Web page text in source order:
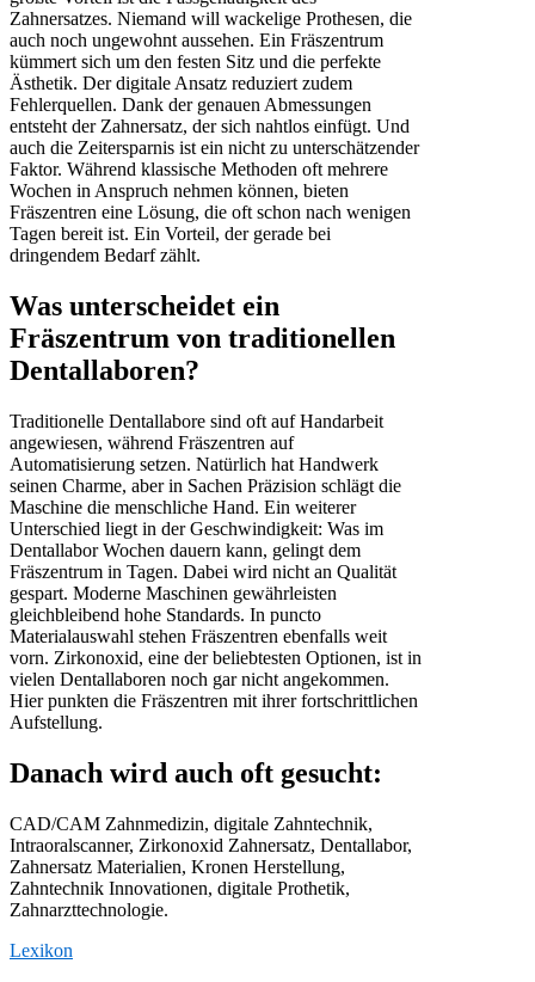
Zahnersatzes. Niemand will wackelige Prothesen, die
auch noch ungewohnt aussehen. Ein Fräszentrum
kümmert sich um den festen Sitz und die perfekte
Ästhetik. Der digitale Ansatz reduziert zudem
Fehlerquellen. Dank der genauen Abmessungen
entsteht der Zahnersatz, der sich nahtlos einfügt. Und
auch die Zeitersparnis ist ein nicht zu unterschätzender
Faktor. Während klassische Methoden oft mehrere
Wochen in Anspruch nehmen können, bieten
Fräszentren eine Lösung, die oft schon nach wenigen
Tagen bereit ist. Ein Vorteil, der gerade bei
dringendem Bedarf zählt.
Was unterscheidet ein
Fräszentrum von traditionellen
Dentallaboren?
Traditionelle Dentallabore sind oft auf Handarbeit
angewiesen, während Fräszentren auf
Automatisierung setzen. Natürlich hat Handwerk
seinen Charme, aber in Sachen Präzision schlägt die
Maschine die menschliche Hand. Ein weiterer
Unterschied liegt in der Geschwindigkeit: Was im
Dentallabor Wochen dauern kann, gelingt dem
Fräszentrum in Tagen. Dabei wird nicht an Qualität
gespart. Moderne Maschinen gewährleisten
gleichbleibend hohe Standards. In puncto
Materialauswahl stehen Fräszentren ebenfalls weit
vorn. Zirkonoxid, eine der beliebtesten Optionen, ist in
vielen Dentallaboren noch gar nicht angekommen.
Hier punkten die Fräszentren mit ihrer fortschrittlichen
Aufstellung.
Danach wird auch oft gesucht:
CAD/CAM Zahnmedizin, digitale Zahntechnik,
Intraoralscanner, Zirkonoxid Zahnersatz, Dentallabor,
Zahnersatz Materialien, Kronen Herstellung,
Zahntechnik Innovationen, digitale Prothetik,
Zahnarzttechnologie.
Lexikon